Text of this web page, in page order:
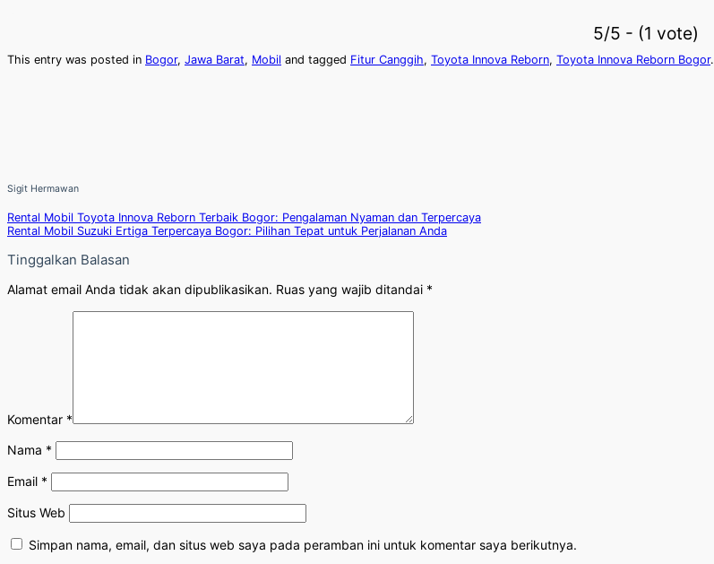
5/5 - (1 vote)
This entry was posted in Bogor, Jawa Barat, Mobil and tagged Fitur Canggih, Toyota Innova Reborn, Toyota Innova Reborn Bogor.
Sigit Hermawan
Rental Mobil Toyota Innova Reborn Terbaik Bogor: Pengalaman Nyaman dan Terpercaya
Rental Mobil Suzuki Ertiga Terpercaya Bogor: Pilihan Tepat untuk Perjalanan Anda
Tinggalkan Balasan
Alamat email Anda tidak akan dipublikasikan. Ruas yang wajib ditandai *
Komentar *
Nama *
Email *
Situs Web
Simpan nama, email, dan situs web saya pada peramban ini untuk komentar saya berikutnya.